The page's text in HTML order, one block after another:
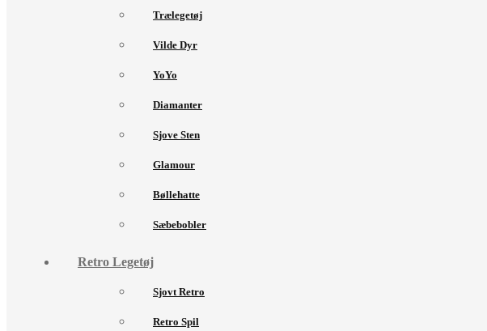
Trælegetøj
Vilde Dyr
YoYo
Diamanter
Sjove Sten
Glamour
Bøllehatte
Sæbebobler
Retro Legetøj
Sjovt Retro
Retro Spil